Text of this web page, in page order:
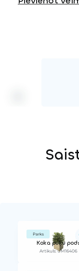
Parks
Koka puķu
Artikuls: UM16406